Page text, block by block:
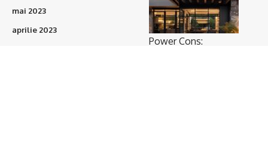
mai 2023
aprilie 2023
Power Cons: